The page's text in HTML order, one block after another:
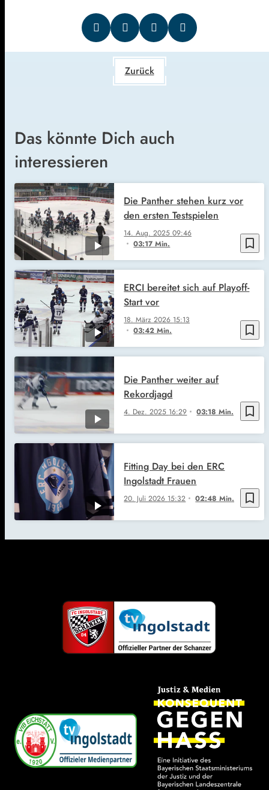
Zurück
Das könnte Dich auch
interessieren
bookmark_border
14. Aug. 202509:46
03:17 Min.
Die Panther stehen kurz vor
den ersten Testspielen
bookmark_border
18. März 2026 15:13
03:42 Min.
ERCI bereitet sich auf Playoff-
Start vor
bookmark_border
4. Dez. 2025 16:29 03:18 Min.
Die Panther weiter auf
Rekordjagd
bookmark_border
20. Juli 2026 15:32 02:48 Min.
Fitting Day bei den ERC
Ingolstadt Frauen